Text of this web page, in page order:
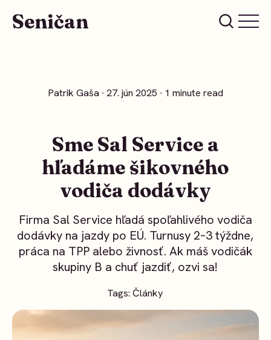
Seničan
Patrik Gaša ∙ 27. jún 2025 ∙ 1 minute read
Sme Sal Service a
hľadáme šikovného
vodiča dodávky
Firma Sal Service hľadá spoľahlivého vodiča
dodávky na jazdy po EÚ. Turnusy 2–3 týždne,
práca na TPP alebo živnosť. Ak máš vodičák
skupiny B a chuť jazdiť, ozvi sa!
Tags:Články